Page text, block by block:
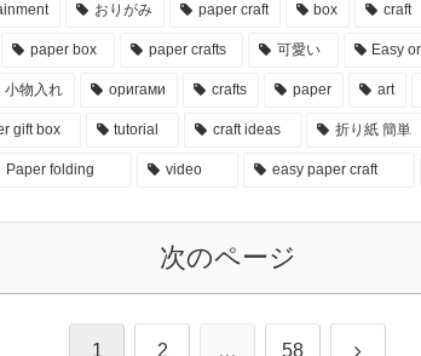
おりがみ paper craft box craft
paper box paper crafts 可愛い Easy
小物入れ оригами crafts paper art
gift box tutorial craft ideas 折り紙 簡単
Paper folding video easy paper craft
次のページ
1 2 … 58 次